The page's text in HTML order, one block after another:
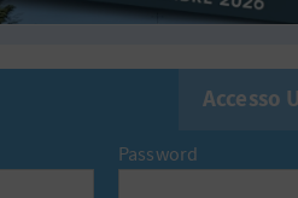
Accesso
Password